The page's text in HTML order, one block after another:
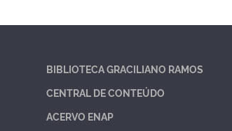
BIBLIOTECA GRACILIANO RAMOS
CENTRAL DE CONTEÚDO
ACERVO ENAP